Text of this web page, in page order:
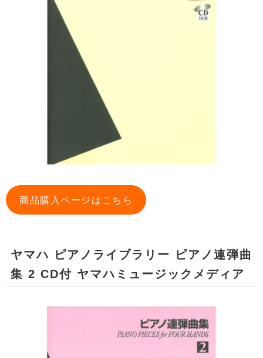
商品購入ページはこちら
ヤマハ ピアノライブラリー ピアノ連弾曲
集 2 CD付 ヤマハミュージックメディア